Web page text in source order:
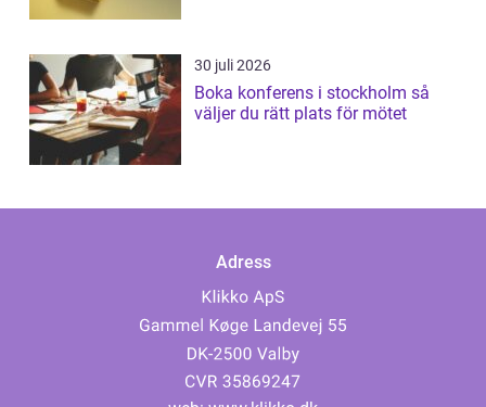
30 juli 2026
Boka konferens i stockholm så
väljer du rätt plats för mötet
Adress